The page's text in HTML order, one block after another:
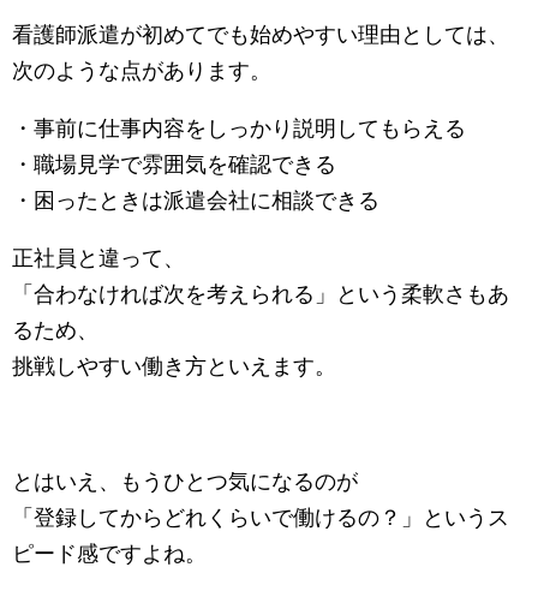
看護師派遣が初めてでも始めやすい理由としては、
次のような点があります。
・事前に仕事内容をしっかり説明してもらえる
・職場見学で雰囲気を確認できる
・困ったときは派遣会社に相談できる
正社員と違って、
「合わなければ次を考えられる」という柔軟さもあ
るため、
挑戦しやすい働き方といえます。
とはいえ、もうひとつ気になるのが
「登録してからどれくらいで働けるの？」というス
ピード感ですよね。